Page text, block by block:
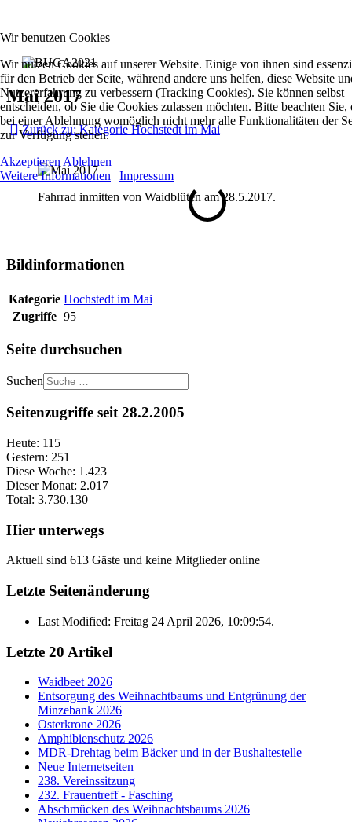
Mai 2017
Zurück zu: Kategorie Hochstedt im Mai
Fahrrad inmitten von Waidblüten am 28.5.2017.
Bildinformationen
Kategorie Hochstedt im Mai
Zugriffe 95
Seite durchsuchen
Suchen
Seitenzugriffe seit 28.2.2005
Heute: 115
Gestern: 251
Diese Woche: 1.423
Dieser Monat: 2.017
Total: 3.730.130
Hier unterwegs
Aktuell sind 613 Gäste und keine Mitglieder online
Letzte Seitenänderung
Last Modified: Freitag 24 April 2026, 10:09:54.
Letzte 20 Artikel
Waidbeet 2026
Entsorgung des Weihnachtbaums und Entgrünung der
Minzebank 2026
Osterkrone 2026
Amphibienschutz 2026
MDR-Drehtag beim Bäcker und in der Bushaltestelle
Neue Internetseiten
238. Vereinssitzung
232. Frauentreff - Fasching
Abschmücken des Weihnachtsbaums 2026
Wir benutzen Cookies
Wir nutzen Cookies auf unserer Website. Einige von ihnen sind
für den Betrieb der Seite, während andere uns helfen, diese Website
Nutzererfahrung zu verbessern (Tracking Cookies). Sie können selbst
entscheiden, ob Sie die Cookies zulassen möchten. Bitte beachten Sie,
bei einer Ablehnung womöglich nicht mehr alle Funktionalitäten der
zur Verfügung stehen.
Akzeptieren Ablehnen
Weitere Informationen | Impressum